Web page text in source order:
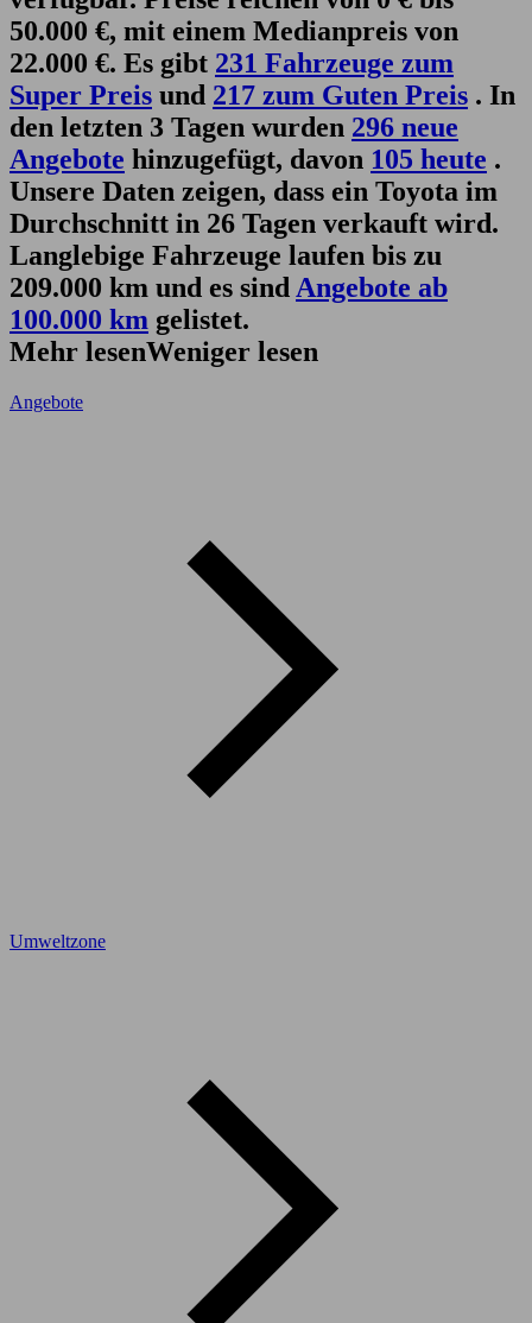
50.000 €, mit einem Medianpreis von
22.000 €. Es gibt 231 Fahrzeuge zum
Super Preis und 217 zum Guten Preis . In
den letzten 3 Tagen wurden 296 neue
Angebote hinzugefügt, davon 105 heute .
Unsere Daten zeigen, dass ein Toyota im
Durchschnitt in 26 Tagen verkauft wird.
Langlebige Fahrzeuge laufen bis zu
209.000 km und es sind Angebote ab
100.000 km gelistet.
Mehr lesenWeniger lesen
Angebote
Umweltzone